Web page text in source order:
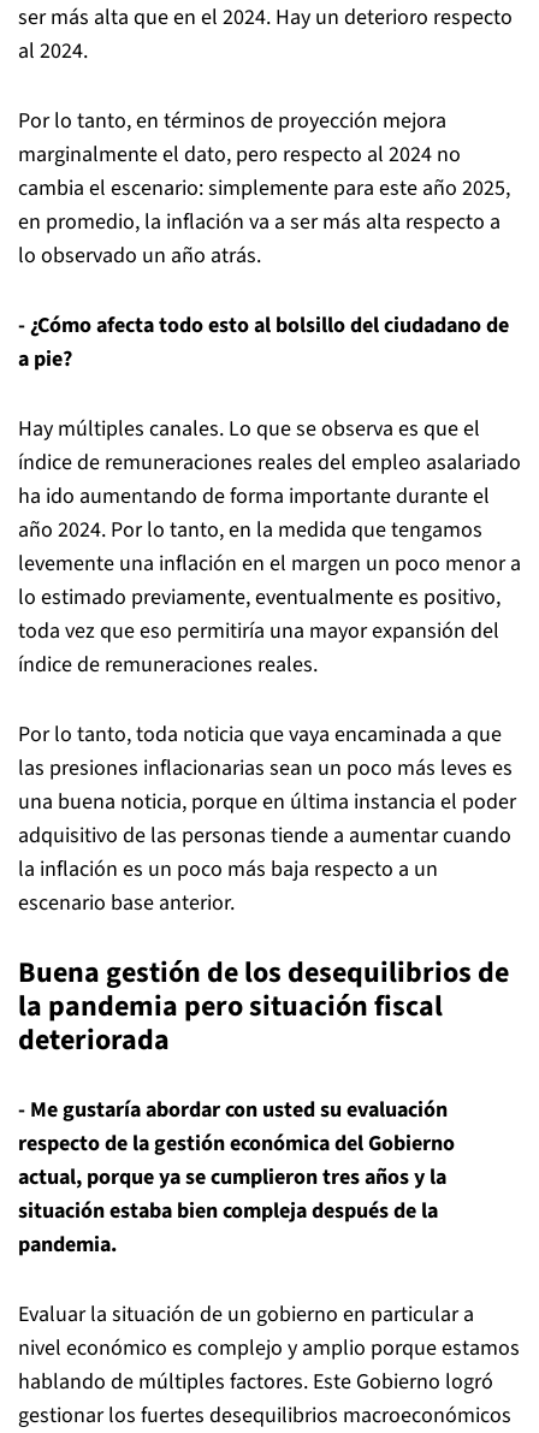
ser más alta que en el 2024. Hay un deterioro respecto
al 2024.
Por lo tanto, en términos de proyección mejora
marginalmente el dato, pero respecto al 2024 no
cambia el escenario: simplemente para este año 2025,
en promedio, la inflación va a ser más alta respecto a
lo observado un año atrás.
- ¿Cómo afecta todo esto al bolsillo del ciudadano de
a pie?
Hay múltiples canales. Lo que se observa es que el
índice de remuneraciones reales del empleo asalariado
ha ido aumentando de forma importante durante el
año 2024. Por lo tanto, en la medida que tengamos
levemente una inflación en el margen un poco menor a
lo estimado previamente, eventualmente es positivo,
toda vez que eso permitiría una mayor expansión del
índice de remuneraciones reales.
Por lo tanto, toda noticia que vaya encaminada a que
las presiones inflacionarias sean un poco más leves es
una buena noticia, porque en última instancia el poder
adquisitivo de las personas tiende a aumentar cuando
la inflación es un poco más baja respecto a un
escenario base anterior.
Buena gestión de los desequilibrios de
la pandemia pero situación fiscal
deteriorada
- Me gustaría abordar con usted su evaluación
respecto de la gestión económica del Gobierno
actual, porque ya se cumplieron tres años y la
situación estaba bien compleja después de la
pandemia.
Evaluar la situación de un gobierno en particular a
nivel económico es complejo y amplio porque estamos
hablando de múltiples factores. Este Gobierno logró
gestionar los fuertes desequilibrios macroeconómicos